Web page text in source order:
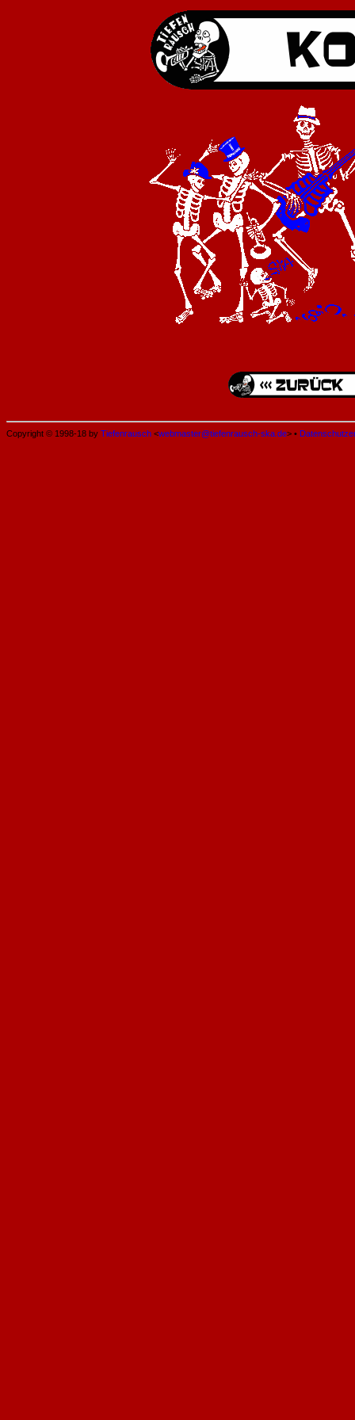
Copyright © 1998-18 by Tiefenrausch <webmaster@tiefenrausch-ska.de> •